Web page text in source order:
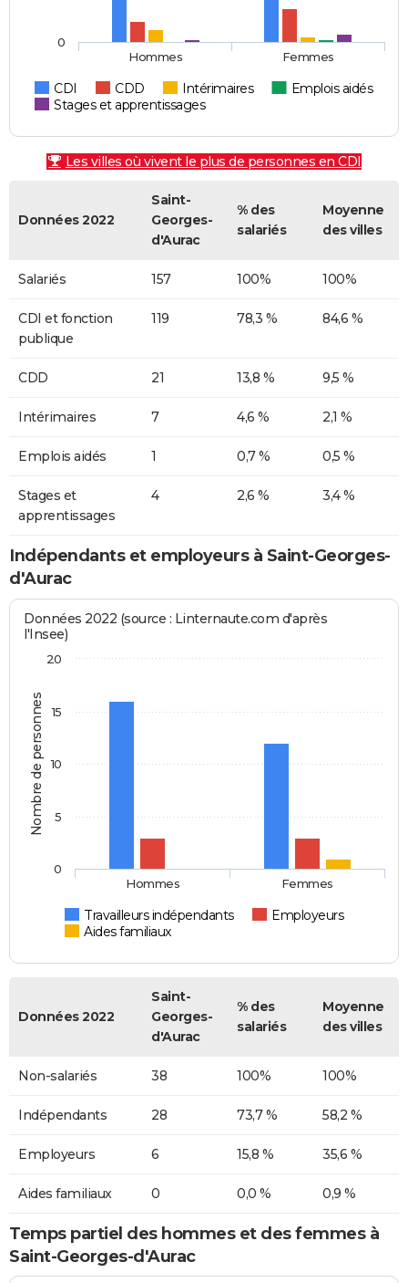
CDI CDD Intérimaires
Emplois aidés
Stages et apprentissages
Hommes Femmes
0
Les villes où vivent le plus de personnes en CDI
Données 2022
Saint-
Georges-
d'Aurac
% des
salariés
Moyenne
des villes
Salariés 157 100% 100%
CDI et fonction
publique
119 78,3 % 84,6 %
CDD 21 13,8 % 9,5 %
Intérimaires 7 4,6 % 2,1 %
Emplois aidés 1 0,7 % 0,5 %
Stages et
apprentissages
4 2,6 % 3,4 %
Indépendants et employeurs à Saint-Georges-
d'Aurac
Nombre de personnes
Données 2022 (source : Linternaute.com d'après
l'Insee)
Travailleurs indépendants
Employeurs
Aides familiaux
Hommes Femmes
0
5
10
15
20
Données 2022
Saint-
Georges-
d'Aurac
% des
salariés
Moyenne
des villes
Non-salariés 38 100% 100%
Indépendants 28 73,7 % 58,2 %
Employeurs 6 15,8 % 35,6 %
Aides familiaux 0 0,0 % 0,9 %
Temps partiel des hommes et des femmes à
Saint-Georges-d'Aurac